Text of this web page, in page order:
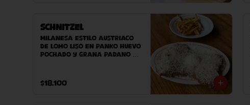
Schnitzel
Milanesa estilo austriaco
de lomo liso en panko huevo
pochado y grana padano
fritas.
$18.100